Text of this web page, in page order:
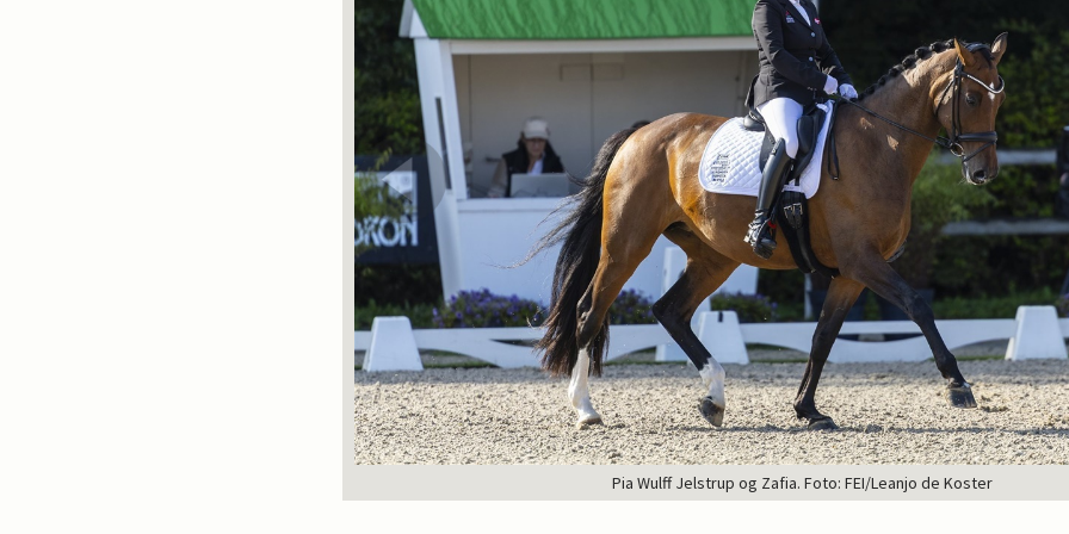
Pia Wulff Jelstrup og Zafia. Foto: FEI/Leanjo de Koster